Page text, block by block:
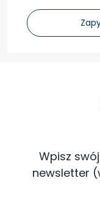
Wpisz
newsletter